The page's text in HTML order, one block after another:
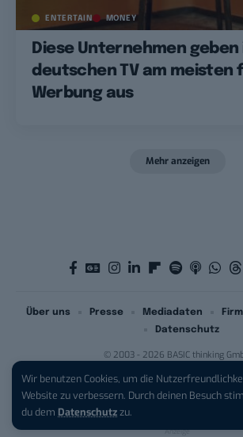
Wir benutzen Cookies, um die
Website zu verbessern. Durch deinen Besuch
du dem Datenschutzzu.
ENTERTAIN MONEY
Diese Unternehmen geben
deutschen TV am meisten
Werbung aus
Mehr anzeigen
© 2003 - 2026 BASIC thinking
Über uns Presse Mediadaten
Datenschutz
iPhone 17 Pro sichern:Für 1 € +
200 € Hardware-Bonus!
Anzeige